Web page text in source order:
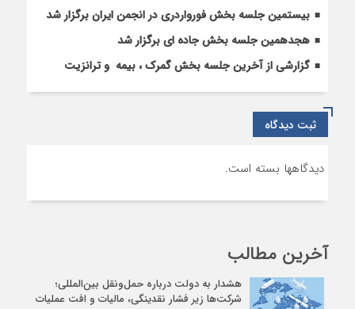
بیستمین جلسه بخش فورواردری در انجمن ایران برگزار شد
هجدهمین جلسه بخش جاده ای برگزار شد
گزارشی از آخرین جلسه بخش گمرک ، بیمه و ترانزیت
ثبت دیدگاه
دیدگاهها بسته است.
آخرین مطالب
هشدار به دولت درباره حمل‌ونقل بین‌المللی؛
شرکت‌ها زیر فشار نقدینگی، مالیات و افت عملیات